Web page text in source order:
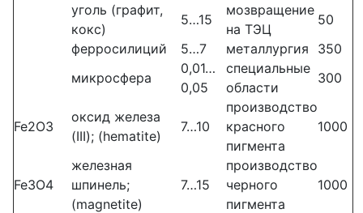
уголь (графит,
кокс)
5…15
мозвращение
на ТЭЦ
50
ферросилиций
5…7 металлургия
350
микросфера
0,01…
0,05
специальные
области
300
Fe2O3
оксид железа
(III); (hematite)
7…10
производство
красного
пигмента
1000
Fe3O4
железная
шпинель;
(magnetite)
7…15
производство
черного
пигмента
1000